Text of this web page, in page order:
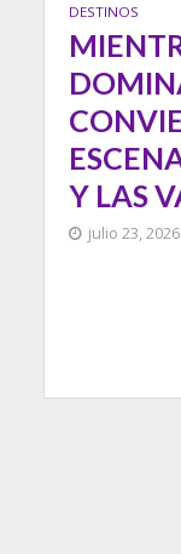
DESTINOS
Y LAS
julio 23, 2026